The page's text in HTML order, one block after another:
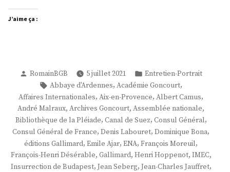
J’aime ça :
Publié
par
RomainBGB 5 juillet 2021
Publié
dans
Entretien-Portrait
Étiquettes :
Abbaye d'Ardennes, Académie Goncourt,
Affaires Internationales, Aix-en-Provence, Albert Camus,
André Malraux, Archives Goncourt, Assemblée nationale,
Bibliothèque de la Pléiade, Canal de Suez, Consul Général,
Consul Général de France, Denis Labouret, Dominique Bona,
éditions Gallimard, Emile Ajar, ENA, François Moreuil,
François-Henri Désérable, Gallimard, Henri Hoppenot, IMEC,
Insurrection de Budapest, Jean Seberg, Jean-Charles Jauffret,